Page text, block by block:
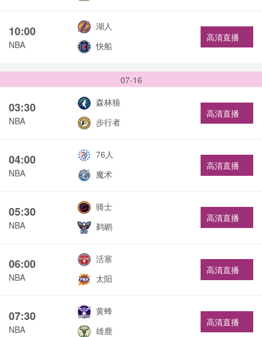
10:00
NBA
湖人
快船
高清直播
07-16
03:30
NBA
森林狼
步行者
高清直播
04:00
NBA
76人
魔术
高清直播
05:30
NBA
骑士
鹈鹕
高清直播
06:00
NBA
活塞
太阳
高清直播
07:30
NBA
黄蜂
雄鹿
高清直播